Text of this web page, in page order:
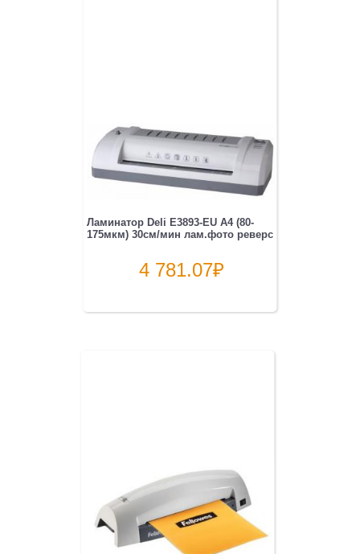
Ламинатор Deli E3893-EU A4 (80-
175мкм) 30см/мин лам.фото реверс
4 781.07₽